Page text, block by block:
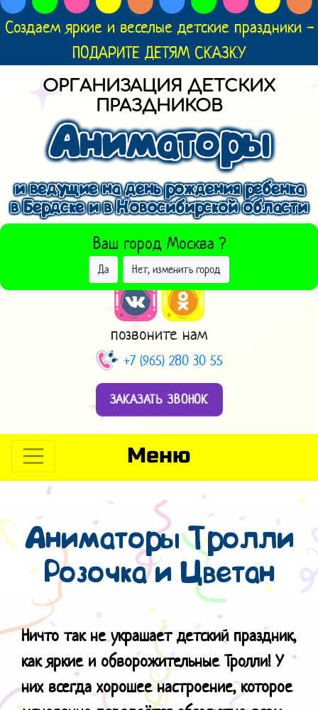
Создаем яркие и веселые детские праздники -
ПОДАРИТЕ ДЕТЯМ СКАЗКУ
ОРГАНИЗАЦИЯ ДЕТСКИХ
ПРАЗДНИКОВ
Аниматоры
и ведущие на день рождения ребенка
в Бердске и в Новосибирской области
Ваш город Москва ?
Да Нет, изменить город
ВЫБРАТЬ ДРУГОЙ ГОРОД
позвоните нам
+7 (965) 280 30 55
ЗАКАЗАТЬ ЗВОНОК
Меню
Аниматоры Тролли
Розочка и Цветан
Ничто так не украшает детский праздник,
как яркие и обворожительные Тролли! У
них всегда хорошее настроение, которое